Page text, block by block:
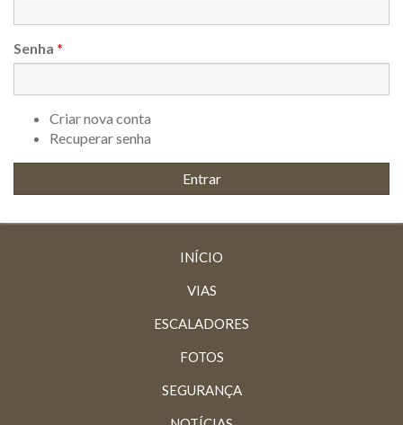
Senha *
Criar nova conta
Recuperar senha
INÍCIO
VIAS
ESCALADORES
FOTOS
SEGURANÇA